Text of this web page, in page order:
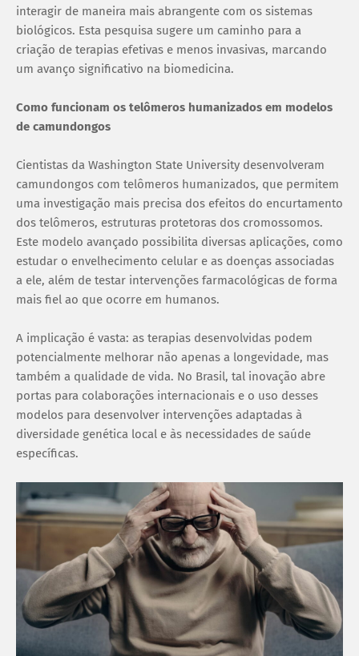
interagir de maneira mais abrangente com os sistemas
biológicos. Esta pesquisa sugere um caminho para a
criação de terapias efetivas e menos invasivas, marcando
um avanço significativo na biomedicina.
Como funcionam os telômeros humanizados em modelos
de camundongos
Cientistas da Washington State University desenvolveram
camundongos com telômeros humanizados, que permitem
uma investigação mais precisa dos efeitos do encurtamento
dos telômeros, estruturas protetoras dos cromossomos.
Este modelo avançado possibilita diversas aplicações, como
estudar o envelhecimento celular e as doenças associadas
a ele, além de testar intervenções farmacológicas de forma
mais fiel ao que ocorre em humanos.
A implicação é vasta: as terapias desenvolvidas podem
potencialmente melhorar não apenas a longevidade, mas
também a qualidade de vida. No Brasil, tal inovação abre
portas para colaborações internacionais e o uso desses
modelos para desenvolver intervenções adaptadas à
diversidade genética local e às necessidades de saúde
específicas.